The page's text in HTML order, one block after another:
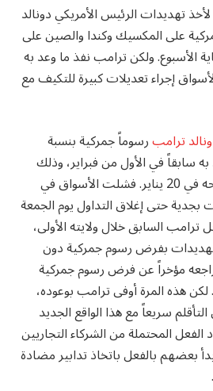
تهديدات الرئيس الأمريكي دونالد
على المكسيك وكندا والصين على
الأسبوع. ولكن ترامب نفذ ما وعد به
إجراء تعديلات كبيرة للتكيف مع
ترامبرسوماً جمركية بنسبة
به سابقاً في الأول من فبراير، وذلك
بعد فترة وجيزة من ترشيحه في 20 يناير. فشلت الأسواق في
بجدية حتى إغلاق التداول يوم الجمعة
السابق خلال ولايته الأولى،
بفرض رسوم جمركية دون
مؤخراً عن فرض رسوم جمركية
لكن هذه المرة أوفى ترامب بوعوده،
سريعاً مع هذا الواقع الجديد
المحتملة من الشركاء التجاريين
بعضهم بالفعل باتخاذ تدابير مضادة